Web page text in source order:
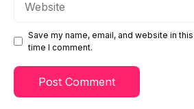
Save my name, email, and website in
time I comment.